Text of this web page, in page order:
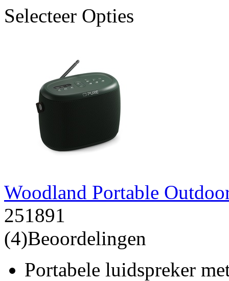
Selecteer Opties
Woodland Portable
251891
(4)Beoordelingen
Portabele luidspreker